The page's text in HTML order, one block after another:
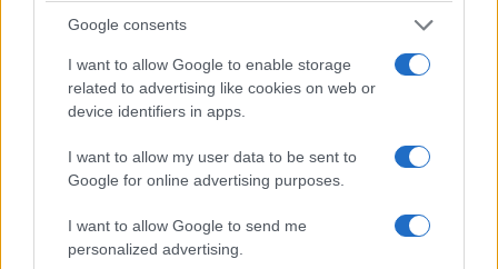
Google consents
I want to allow Google to enable storage
related to advertising like cookies on web or
device identifiers in apps.
I want to allow my user data to be sent to
Google for online advertising purposes.
I want to allow Google to send me
personalized advertising.